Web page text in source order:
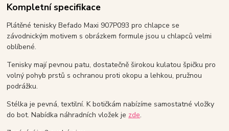
Kompletní specifikace
Plátěné tenisky Befado Maxi 907P093 pro chlapce se
závodnickým motivem s obrázkem formule jsou u chlapců velmi
oblíbené.
Tenisky mají pevnou patu, dostatečně širokou kulatou špičku pro
volný pohyb prstů s ochranou proti okopu a lehkou, pružnou
podrážku.
Stélka je pevná, textilní. K botičkám nabízíme samostatné vložky
do bot. Nabídka náhradních vložek je zde.